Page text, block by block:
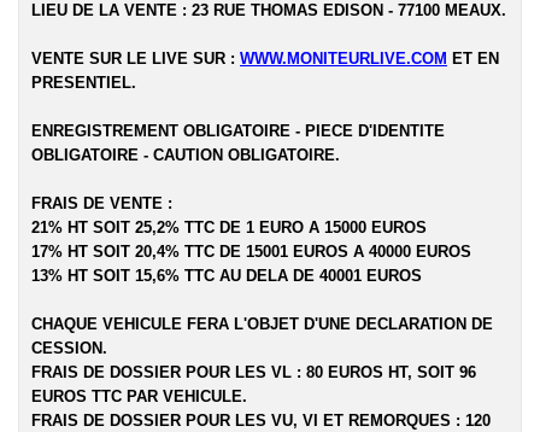
LIEU DE LA VENTE : 23 RUE THOMAS EDISON - 77100 MEAUX.
VENTE SUR LE LIVE SUR : WWW.MONITEURLIVE.COM ET EN
PRESENTIEL.
ENREGISTREMENT OBLIGATOIRE - PIECE D'IDENTITE
OBLIGATOIRE - CAUTION OBLIGATOIRE.
FRAIS DE VENTE :
21% HT SOIT 25,2% TTC DE 1 EURO A 15000 EUROS
17% HT SOIT 20,4% TTC DE 15001 EUROS A 40000 EUROS
13% HT SOIT 15,6% TTC AU DELA DE 40001 EUROS
CHAQUE VEHICULE FERA L'OBJET D'UNE DECLARATION DE
CESSION.
FRAIS DE DOSSIER POUR LES VL : 80 EUROS HT, SOIT 96
EUROS TTC PAR VEHICULE.
FRAIS DE DOSSIER POUR LES VU, VI ET REMORQUES : 120